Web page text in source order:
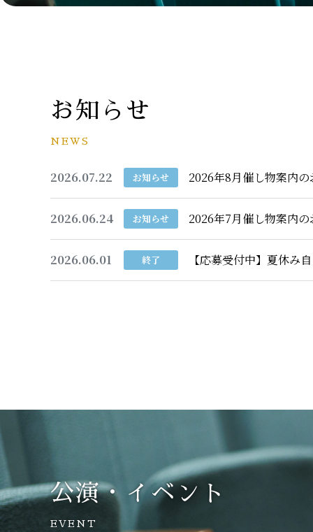
お知らせ
NEWS
2026.07.22 お知らせ 2026年8月催し物案内
2026.06.24 お知らせ 2026年7月催し物案内
2026.06.01 終了 【応募受付中】夏休み
公演・イベント
EVENT